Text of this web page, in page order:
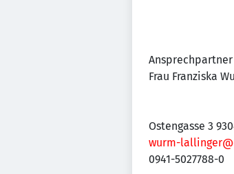
Frau Franziska
Ostengasse 3
wurm-
0941-5027788-0